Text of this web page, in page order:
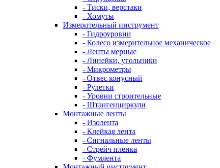
- Тиски, верстаки
- Хомуты
Измерительный инструмент
- Гидроуровни
- Колесо измерительное механическое
- Ленты мерные
- Линейки, угольники
- Микрометры
- Отвес конусный
- Рулетки
- Уровни строительные
- Штангенциркули
Монтажные ленты
- Изолента
- Клейкая лента
- Сигнальные ленты
- Стрейч пленка
- Фумлента